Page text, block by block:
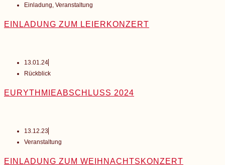
Einladung, Veranstaltung
EINLADUNG ZUM LEIERKONZERT
13.01.24
Rückblick
EURYTHMIE­ABSCHLUSS 2024
13.12.23
Veranstaltung
EINLADUNG ZUM WEIHNACHTSKONZERT